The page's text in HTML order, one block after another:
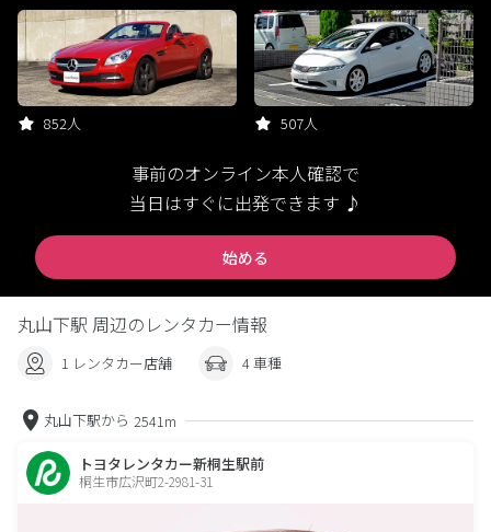
852人 507人
事前のオンライン本人確認で
当日はすぐに出発できます ♪
始める
丸山下駅 周辺のレンタカー情報
1 レンタカー店舗 4 車種
丸山下駅から 2541m
トヨタレンタカー新桐生駅前
桐生市広沢町2-2981-31